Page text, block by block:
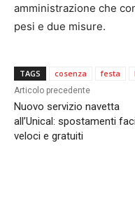
amministrazione che
pesi e due misure.
TAGS cosenza festa
Articolo precedente
Nuovo servizio navetta
all’Unical: spostamenti
veloci e gratuiti